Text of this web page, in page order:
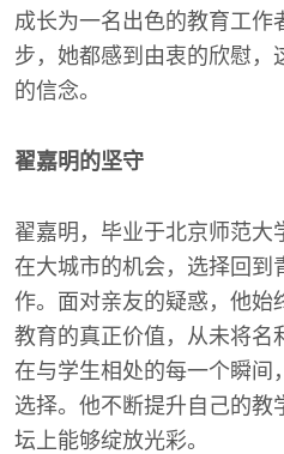
成长为一名出色的教育工作
步，她都感到由衷的欣慰，
的信念。
翟嘉明的坚守
翟嘉明，毕业于北京师范大
在大城市的机会，选择回到
作。面对亲友的疑惑，他始
教育的真正价值，从未将名
在与学生相处的每一个瞬间
选择。他不断提升自己的教
坛上能够绽放光彩。